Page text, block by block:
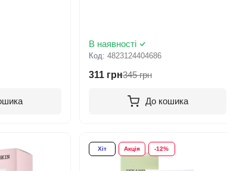
В наявності
Код: 4823124404686
311 грн345 грн
До кошика
Хіт Акція -12%